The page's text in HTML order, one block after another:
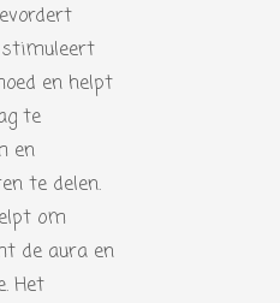
stimuleert
en helpt
te
en
te delen.
om
de aura en
Het